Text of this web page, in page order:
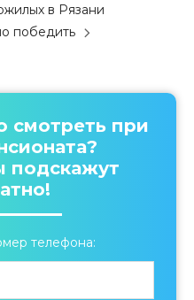
в Рязани
победить
смотреть при
подскажут
телефона: